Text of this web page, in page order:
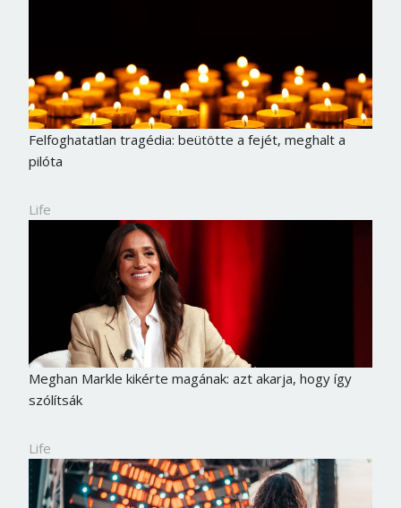
Felfoghatatlan tragédia: beütötte a fejét, meghalt a
pilóta
Life
Meghan Markle kikérte magának: azt akarja, hogy így
szólítsák
Life